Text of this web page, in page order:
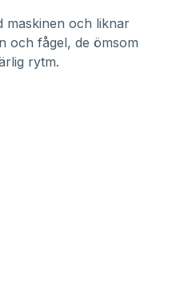
maskinen och liknar
och fågel, de ömsom
rytm.